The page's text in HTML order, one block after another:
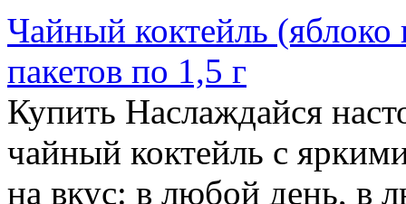
Чайный коктейль
пакетов по 1,5 г
Купить Наслаждайся
чайный коктейль с
на вкус: в любой день, в